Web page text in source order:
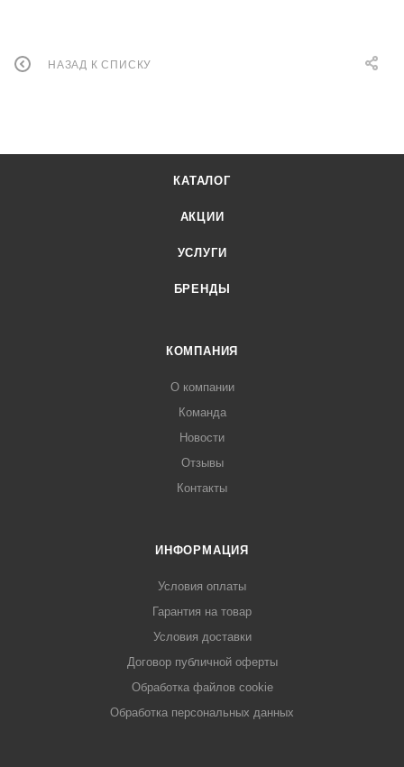
НАЗАД К СПИСКУ
КАТАЛОГ
АКЦИИ
УСЛУГИ
БРЕНДЫ
КОМПАНИЯ
О компании
Команда
Новости
Отзывы
Контакты
ИНФОРМАЦИЯ
Условия оплаты
Гарантия на товар
Условия доставки
Договор публичной оферты
Обработка файлов cookie
Обработка персональных данных